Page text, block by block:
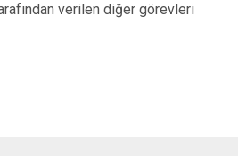
verilen diğer görevleri